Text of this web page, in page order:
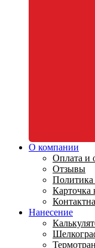
О компании
Оплата и
Отзывы
Карточка
Нанесение